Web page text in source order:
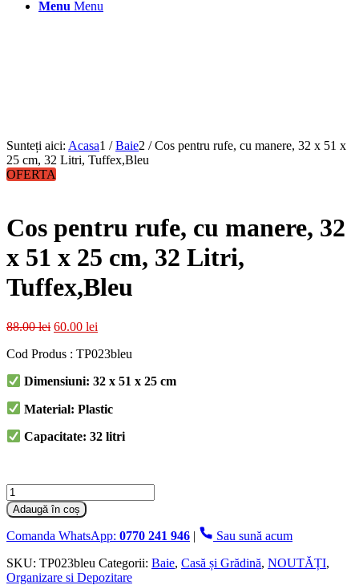
Menu Menu
Sunteți aici: Acasa1 / Baie2 / Cos pentru rufe, cu manere, 32 x 51 x
25 cm, 32 Litri, Tuffex,Bleu
OFERTA
Cos pentru rufe, cu manere, 32
x 51 x 25 cm, 32 Litri,
Tuffex,Bleu
88.00lei Prețul
a
88.00 lei.
60.00 lei
este:
Cod Produs : TP023bleu
Dimensiuni: 32 x 51 x 25 cm
Material: Plastic
Capacitate: 32 litri
Cantitate
Cos
pentru
rufe,
manere,
32
Adaugă în coș
Comanda WhatsApp: 0770 241 946 |
Sau sună acum
SKU: TP023bleu Categorii: Baie, Casă și Grădină, NOUTĂȚI,
Organizare si Depozitare